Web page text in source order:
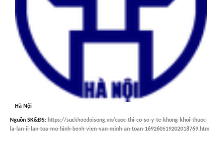
Hà Nội
Nguồn SK&ĐS: https://suckhoedoisong.vn/cuoc-thi-co-so-y-te-khong-khoi-thuoc-
la-lan-ii-lan-toa-mo-hinh-benh-vien-van-minh-an-toan-169260519202018769.htm